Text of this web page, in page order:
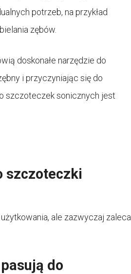
potrzeb, na przykład
zębów.
doskonałe narzędzie do
i przyczyniając się do
szczoteczek sonicznych jest
szczoteczki
ale zazwyczaj zaleca
do